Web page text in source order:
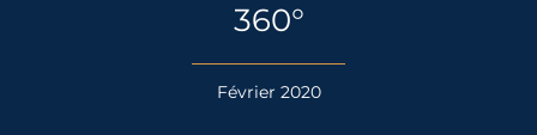
360°
Février 2020